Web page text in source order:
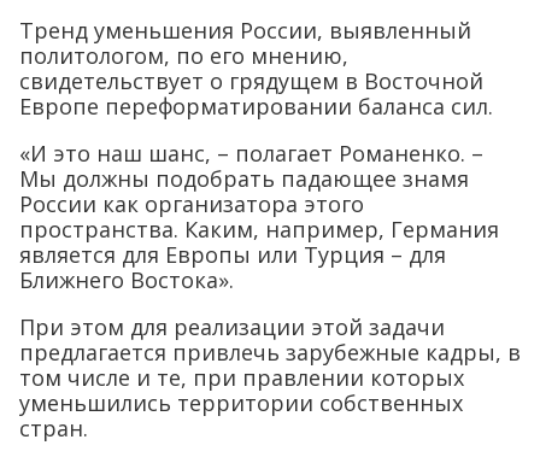
Тренд уменьшения России, выявленный
политологом, по его мнению,
свидетельствует о грядущем в Восточной
Европе переформатировании баланса сил.
«И это наш шанс, – полагает Романенко. –
Мы должны подобрать падающее знамя
России как организатора этого
пространства. Каким, например, Германия
является для Европы или Турция – для
Ближнего Востока».
При этом для реализации этой задачи
предлагается привлечь зарубежные кадры, в
том числе и те, при правлении которых
уменьшились территории собственных
стран.